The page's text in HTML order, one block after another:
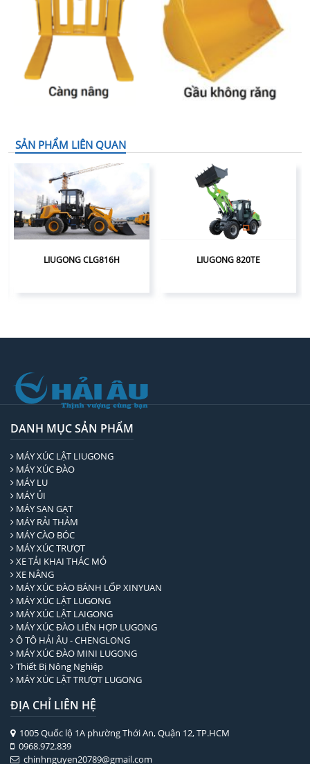
SẢN PHẨM LIÊN QUAN
LIUGONG CLG816H LIUGONG 820TE
DANH MỤC SẢN PHẨM
MÁY XÚC LẬT LIUGONG
MÁY XÚC ĐÀO
MÁY LU
MÁY ỦI
MÁY SAN GẠT
MÁY RẢI THẢM
MÁY CÀO BÓC
MÁY XÚC TRƯỢT
XE TẢI KHAI THÁC MỎ
XE NÂNG
MÁY XÚC ĐÀO BÁNH LỐP XINYUAN
MÁY XÚC LẬT LUGONG
MÁY XÚC LẬT LAIGONG
MÁY XÚC ĐÀO LIÊN HỢP LUGONG
Ô TÔ HẢI ÂU - CHENGLONG
MÁY XÚC ĐÀO MINI LUGONG
Thiết Bị Nông Nghiệp
MÁY XÚC LẬT TRƯỢT LUGONG
ĐỊA CHỈ LIÊN HỆ
1005 Quốc lộ 1A phường Thới An, Quận 12, TP.HCM
0968.972.839
chinhnguyen20789@gmail.com